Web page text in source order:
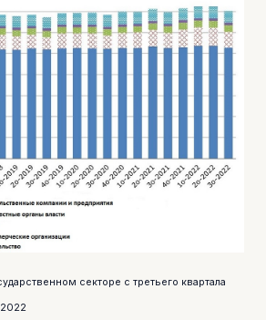
секторе с третьего квартала
2022